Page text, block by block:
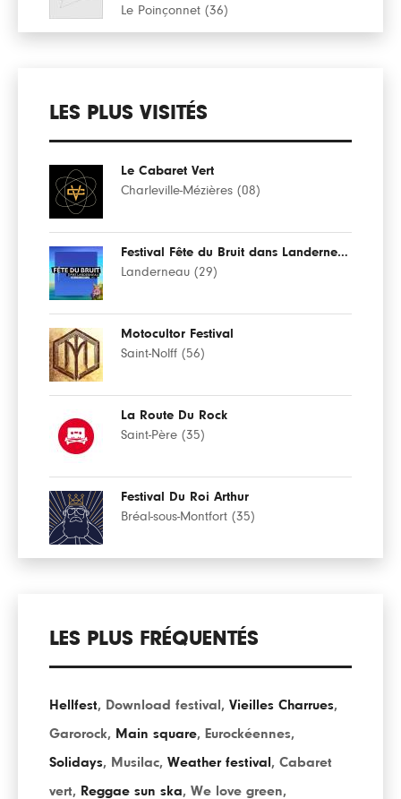
Le Poinçonnet (36)
LES PLUS VISITÉS
Le Cabaret Vert
Charleville-Mézières (08)
Festival Fête du Bruit dans Landerneau
Landerneau (29)
Motocultor Festival
Saint-Nolff (56)
La Route Du Rock
Saint-Père (35)
Festival Du Roi Arthur
Bréal-sous-Montfort (35)
LES PLUS FRÉQUENTÉS
Hellfest, Download festival , Vieilles Charrues,
Garorock, Main square, Eurockéennes,
Solidays, Musilac, Weather festival , Cabaret
vert, Reggae sun ska, We love green,